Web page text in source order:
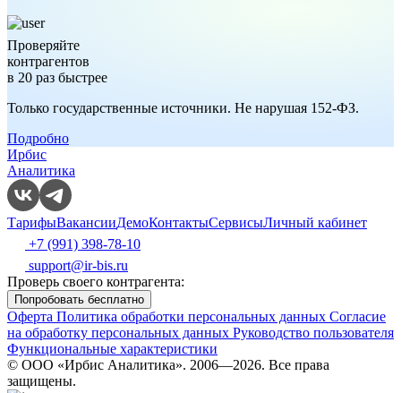
Проверяйте
контрагентов
в 20 раз быстрее
Только государственные источники. Не нарушая 152-ФЗ.
Подробно
Ирбис
Аналитика
ТарифыВакансииДемоКонтактыСервисыЛичный кабинет
+7 (991) 398-78-10
support@ir-bis.ru
Проверь своего контрагента:
Попробовать бесплатно
Оферта Политика обработки персональных данных Согласие
на обработку персональных данных Руководство пользователя
Функциональные характеристики
© ООО «Ирбис Аналитика». 2006—2026. Все права
защищены.